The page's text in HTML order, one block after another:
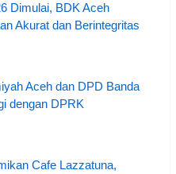
Dimulai, BDK Aceh
Akurat dan Berintegritas
Aceh dan DPD Banda
dengan DPRK
Cafe Lazzatuna,